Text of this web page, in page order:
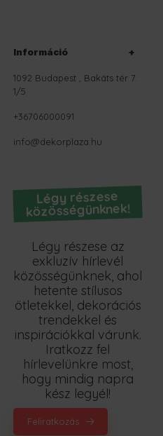
Információ
1092 Budapest , Bakáts tér 7.
1/5
+36706000091
info@dekorplaza.hu
Légy részese
közösségünknek!
Légy részese az
exkluzív hírlevél
közösségünknek, ahol
hetente stílusos
ötletekkel, dekorációs
trendekkel és
inspirációkkal várunk.
Iratkozz fel
hírlevelünkre most,
hogy mindig napra
kész legyél!
Feliratkozás